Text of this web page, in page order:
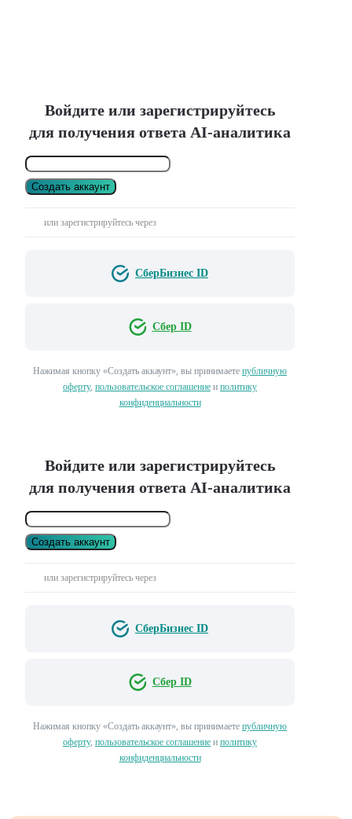
Войдите или зарегистрируйтесь
для получения ответа AI-аналитика
Создать аккаунт
или зарегистрируйтесь через
СберБизнес ID
Сбер ID
Нажимая кнопку «Создать аккаунт», вы принимаете публичную
оферту, пользовательское соглашение и политику
конфиденциальности
Войдите или зарегистрируйтесь
для получения ответа AI-аналитика
Создать аккаунт
или зарегистрируйтесь через
СберБизнес ID
Сбер ID
Нажимая кнопку «Создать аккаунт», вы принимаете публичную
оферту, пользовательское соглашение и политику
конфиденциальности